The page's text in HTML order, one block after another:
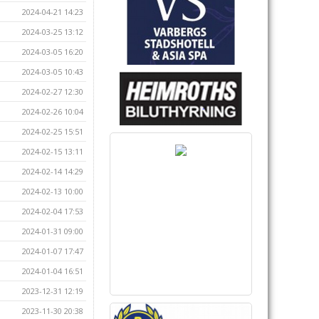
2024-04-21 14:23
2024-03-25 13:12
2024-03-05 16:20
2024-03-05 10:43
2024-02-27 12:30
2024-02-26 10:04
2024-02-25 15:51
2024-02-15 13:11
2024-02-14 14:29
2024-02-13 10:00
2024-02-04 17:53
2024-01-31 09:00
2024-01-07 17:47
2024-01-04 16:51
2023-12-31 12:19
2023-11-30 20:38